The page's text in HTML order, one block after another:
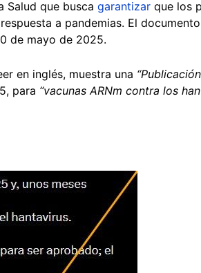
Salud que busca garantizar que los
a pandemias. El
de mayo de 2025.
en inglés, muestra una
para “vacunas ARNm contra los